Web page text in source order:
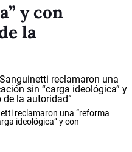
y con
la
reclamaron una “reforma
ideológica” y con